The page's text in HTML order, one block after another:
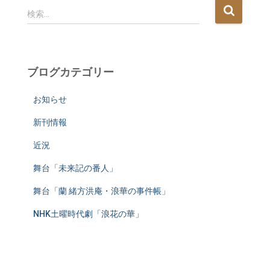
検
索
検索…
ブログカテゴリー
お知らせ
新刊情報
近況
舞台「未来記の番人」
舞台「蘭 緒方洪庵・浪華の事件帳」
NHK土曜時代劇「浪花の華」